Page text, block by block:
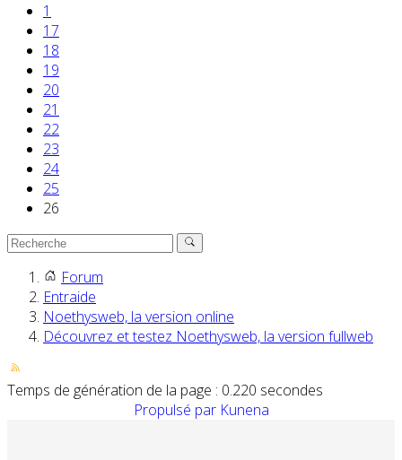
1
17
18
19
20
21
22
23
24
25
26
Forum
Entraide
Noethysweb, la version online
Découvrez et testez Noethysweb, la version fullweb
Temps de génération de la page : 0.220 secondes
Propulsé par Kunena